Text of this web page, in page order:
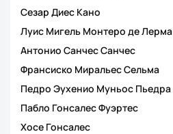
Сезар Диес Кано
Луис Мигель Монтеро де Лерма
Антонио Санчес Санчес
Франсиско Миральес Сельма
Педро Эухенио Муньос Пьедра
Пабло Гонсалес Фуэртес
Хосе Гонсалес